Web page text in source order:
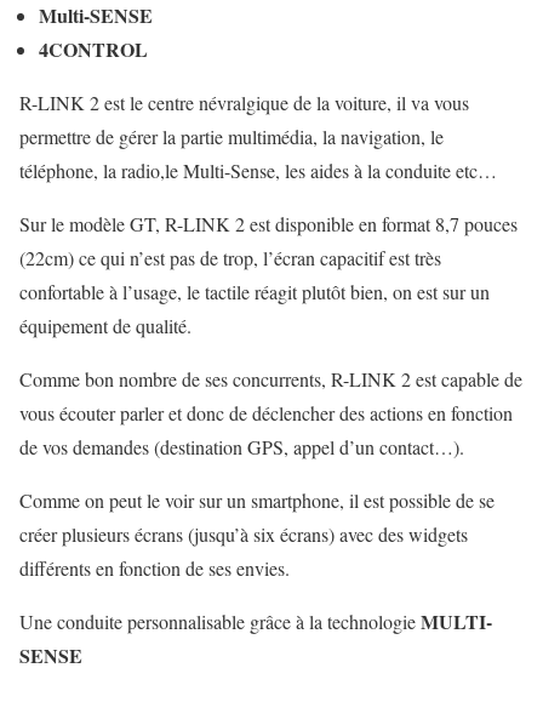
Multi-SENSE
4CONTROL
R-LINK 2 est le centre névralgique de la voiture, il va vous
permettre de gérer la partie multimédia, la navigation, le
téléphone, la radio,le Multi-Sense, les aides à la conduite etc…
Sur le modèle GT, R-LINK 2 est disponible en format 8,7 pouces
(22cm) ce qui n’est pas de trop, l’écran capacitif est très
confortable à l’usage, le tactile réagit plutôt bien, on est sur un
équipement de qualité.
Comme bon nombre de ses concurrents, R-LINK 2 est capable de
vous écouter parler et donc de déclencher des actions en fonction
de vos demandes (destination GPS, appel d’un contact…).
Comme on peut le voir sur un smartphone, il est possible de se
créer plusieurs écrans (jusqu’à six écrans) avec des widgets
différents en fonction de ses envies.
Une conduite personnalisable grâce à la technologieMULTI-
SENSE